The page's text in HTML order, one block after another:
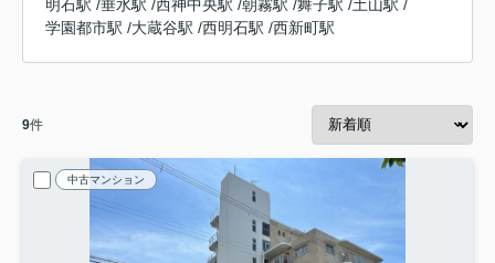
明石駅 /垂水駅 /西神中央駅 /朝霧駅 /舞子駅 /土山駅 /
学園都市駅 /大蔵谷駅 /西明石駅 /西新町駅
9件
中古マンション